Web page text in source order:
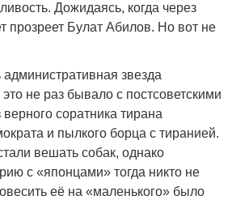
Дожидаясь, когда через
прозреет Булат Абилов. Но вот не
административная звезда
не раз бывало с постсоветскими
соратника тирана
и пылкого борца с тиранией.
вешать собак, однако
с «японцами» тогда никто не
её на «маленького» было